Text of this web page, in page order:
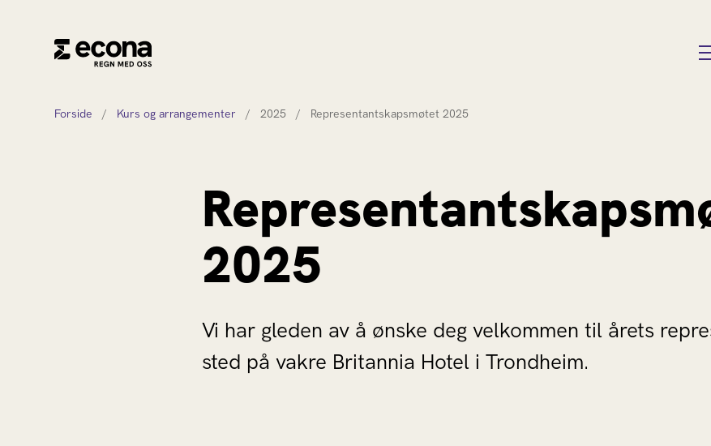
Forside / Kurs og arrangementer / 2025 / Representantskapsmøtet 2025
2025
Vi har gleden av å ønske deg velkommen til årets
sted på vakre Britannia Hotel i Trondheim.